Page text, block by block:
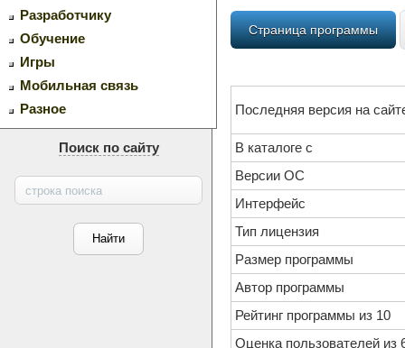
Разработчику
Обучение
Игры
Мобильная связь
Разное
Поиск по сайту
Страница программы
Последняя версия на
В каталоге с
Версии ОС
Интерфейс
Тип лицензия
Размер программы
Автор программы
Рейтинг программы из 10
Оценка пользователей из